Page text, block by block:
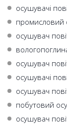
осушувачі
промисловий
осушувач
осушувач
осушувачі
осушувач
побутовий
осушувач